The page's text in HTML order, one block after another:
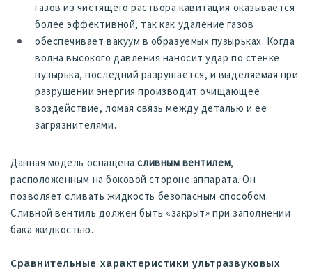
газов из чистящего раствора кавитация оказывается
более эффективной, так как удаление газов
обеспечивает вакуум в образуемых пузырьках. Когда
волна высокого давления наносит удар по стенке
пузырька, последний разрушается, и выделяемая при
разрушении энергия производит очищающее
воздействие, ломая связь между деталью и ее
загрязнителями.
Данная модель оснащенасливным вентилем,
расположенным на боковой стороне аппарата. Он
позволяет сливать жидкость безопасным способом.
Сливной вентиль должен быть «закрыт» при заполнении
бака жидкостью.
Сравнительные характеристики ультразвуковых